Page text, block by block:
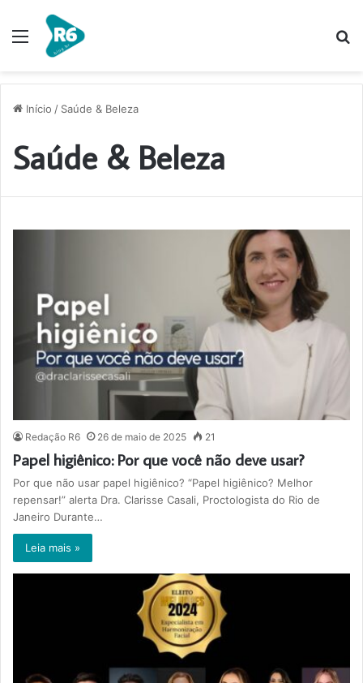
Menu
Início / Saúde & Beleza
Saúde & Beleza
Redação R6 26 de maio de 2025 21
Papel higiênico: Por que você não deve usar?
Por que não usar papel higiênico? “Papel higiênico? Melhor
repensar!” alerta Dra. Clarisse Casali, Proctologista do Rio de
Janeiro Durante…
Leia mais »